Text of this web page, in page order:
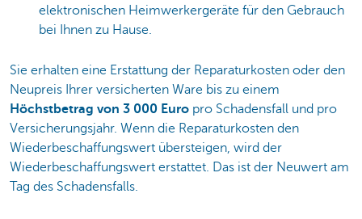
elektronischen Heimwerkergeräte für den Gebrauch
bei Ihnen zu Hause.
Sie erhalten eine Erstattung der Reparaturkosten oder den
Neupreis Ihrer versicherten Ware bis zu einem
Höchstbetrag von 3 000 Euro pro Schadensfall und pro
Versicherungsjahr. Wenn die Reparaturkosten den
Wiederbeschaffungswert übersteigen, wird der
Wiederbeschaffungswert erstattet. Das ist der Neuwert am
Tag des Schadensfalls.